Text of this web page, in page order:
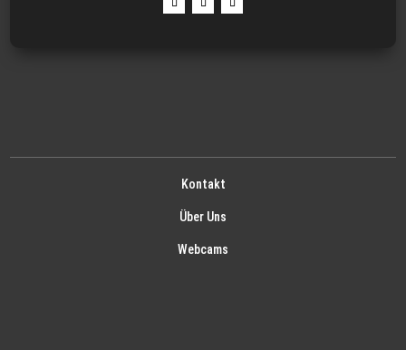
Kontakt
Über Uns
Webcams